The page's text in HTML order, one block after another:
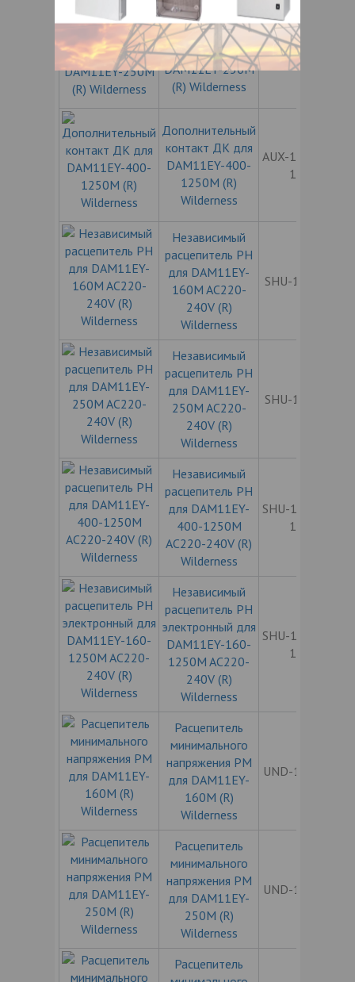
Дополнительный
контакт ДК для
DAM11EY-250M
(R) Wilderness
AUX-11EY250
Дополнительный
контакт ДК для
DAM11EY-400-
1250M (R)
Wilderness
AUX-11EY400-
1250
Независимый
расцепитель РН
для DAM11EY-
160M AC220-
240V (R)
Wilderness
SHU-11EY160
Независимый
расцепитель РН
для DAM11EY-
250M AC220-
240V (R)
Wilderness
SHU-11EY250
Независимый
расцепитель РН
для DAM11EY-
400-1250M
AC220-240V (R)
Wilderness
SHU-11EY400-
1250
Независимый
расцепитель РН
электронный для
DAM11EY-160-
1250M AC220-
240V (R)
Wilderness
SHU-11EY160-
1250
Расцепитель
минимального
напряжения РМ
для DAM11EY-
160M (R)
Wilderness
UND-11EY160
Расцепитель
минимального
напряжения РМ
для DAM11EY-
250M (R)
Wilderness
UND-11EY250
Расцепитель